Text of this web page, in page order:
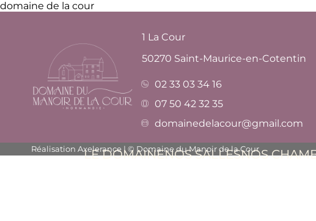
LE DOMAINENOS SALLESNOS
domaine de la cour
1 La Cour
50270 Saint-Maurice-en-Cotentin
02 33 03 34 16
07 50 42 32 35
domainedelacour@gmail.com
Réalisation Axelerance | © Domaine du Manoir de la Cour